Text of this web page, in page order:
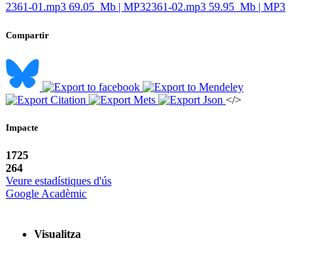
2361-01.mp3 69.05 Mb | MP32361-02.mp3 59.95 Mb | MP3
Compartir
</>
Impacte
1725
264
Veure estadístiques d'ús
Google Acadèmic
Visualitza